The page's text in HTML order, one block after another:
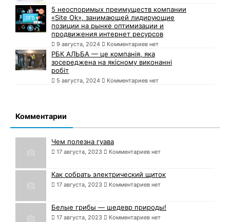
5 неоспоримых преимуществ компании
«Site Ok», занимающей лидирующие
позиции на рынке оптимизации и
продвижения интернет ресурсов
9 августа, 2024 Комментариев нет
РБК АЛЬБА — це компанія, яка
зосереджена на якісному виконанні
робіт
5 августа, 2024 Комментариев нет
Комментарии
Чем полезна гуава
17 августа, 2023 Комментариев нет
Как собрать электрический щиток
17 августа, 2023 Комментариев нет
Белые грибы — шедевр природы!
17 августа, 2023 Комментариев нет